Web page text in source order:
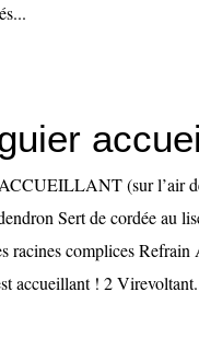
(sur l’air
Sert de cordée au
racines complices
accueillant ! 2